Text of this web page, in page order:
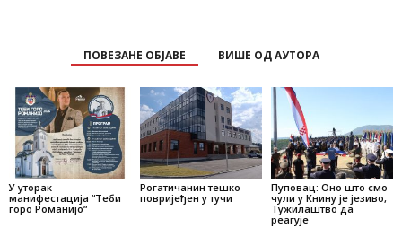
ПОВЕЗАНЕ ОБЈАВЕ ВИШЕ ОД АУТОРА
У уторак
манифестација “Теби
горо Романијо“
Рогатичанин тешко
повријеђен у тучи
Пуповац: Оно што смо
чули у Книну је језиво,
Тужилаштво да
реагује